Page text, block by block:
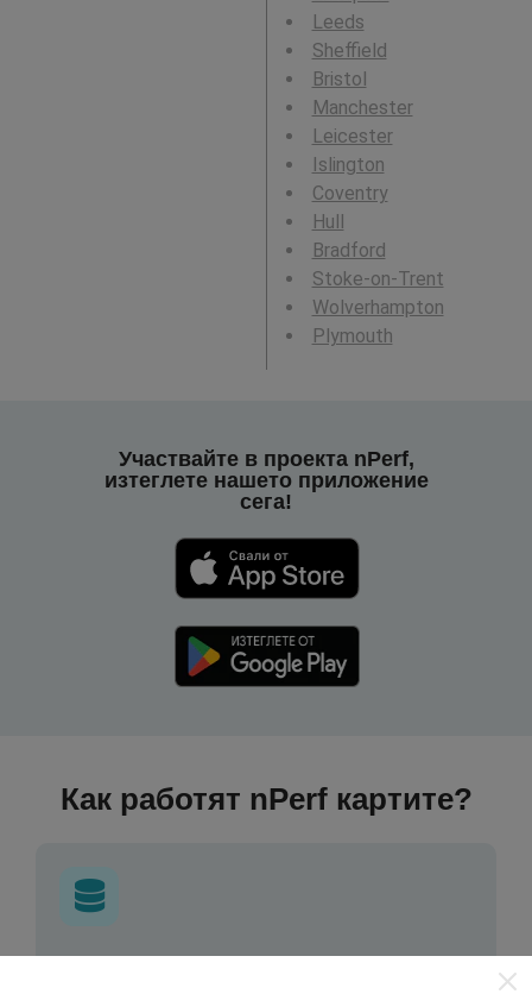
Leeds
Sheffield
Bristol
Manchester
Leicester
Islington
Coventry
Hull
Bradford
Stoke-on-Trent
Wolverhampton
Plymouth
Участвайте в проекта nPerf,
изтеглете нашето приложение
сега!
Как работят nPerf картите?